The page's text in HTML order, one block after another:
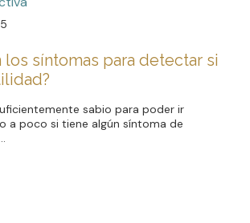
los síntomas para detectar si
sabio para poder ir
a poco si tiene algún síntoma de